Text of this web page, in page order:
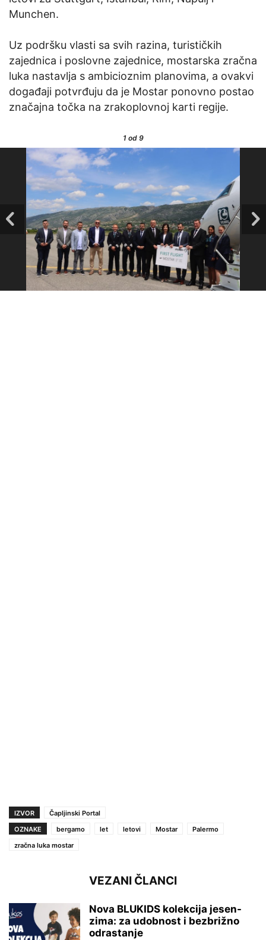
Munchen.
Uz podršku vlasti sa svih razina, turističkih
zajednica i poslovne zajednice, mostarska zračna
luka nastavlja s ambicioznim planovima, a ovakvi
događaji potvrđuju da je Mostar ponovno postao
značajna točka na zrakoplovnoj karti regije.
1od 9
IZVOR
Čapljinski Portal
OZNAKE
bergamo let letovi Mostar
Palermo
zračna luka mostar
VEZANI ČLANCI
Nova BLUKIDS kolekcija jesen-
zima: za udobnost i bezbrižno
odrastanje